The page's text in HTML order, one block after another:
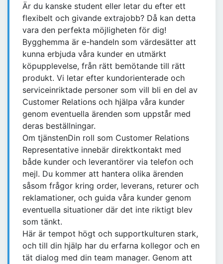
Är du kanske student eller letar du efter ett
flexibelt och givande extrajobb? Då kan detta
vara den perfekta möjligheten för dig!
Bygghemma är e-handeln som värdesätter att
kunna erbjuda våra kunder en utmärkt
köpupplevelse, från rätt bemötande till rätt
produkt. Vi letar efter kundorienterade och
serviceinriktade personer som vill bli en del av
Customer Relations och hjälpa våra kunder
genom eventuella ärenden som uppstår med
deras beställningar.
Om tjänstenDin roll som Customer Relations
Representative innebär direktkontakt med
både kunder och leverantörer via telefon och
mejl. Du kommer att hantera olika ärenden
såsom frågor kring order, leverans, returer och
reklamationer, och guida våra kunder genom
eventuella situationer där det inte riktigt blev
som tänkt.
Här är tempot högt och supportkulturen stark,
och till din hjälp har du erfarna kollegor och en
tät dialog med din team manager. Genom att